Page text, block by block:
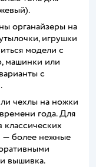
органайзеры на
игрушки
модели с
машинки или
с
чехлы на ножки
года. Для
— более нежные
вышивка.